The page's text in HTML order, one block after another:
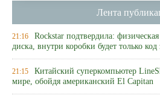
Лента
21:16 Rockstar подтвердила:
диска, внутри коробки будет только код
21:15 Китайский суперкомпьютер
мире, обойдя американский El Capitan